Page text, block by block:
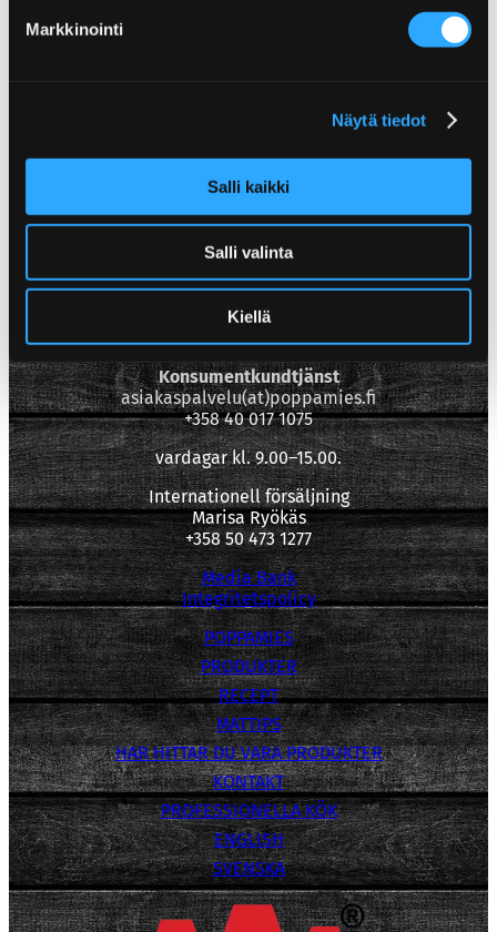
Markkinointi
Näytä tiedot
Salli kaikki
Salli valinta
Kiellä
Poppamies Oy
Lentolantie 14-16
36220 Kangasala
Finland
Konsumentkundtjänst
asiakaspalvelu(at)poppamies.fi
+358 40 017 1075
vardagar kl. 9.00–15.00.
Internationell försäljning
Marisa Ryökäs
+358 50 473 1277
Media Bank
Integritetspolicy
POPPAMIES
PRODUKTER
RECEPT
MATTIPS
HAR HITTAR DU VARA PRODUKTER
KONTAKT
PROFESSIONELLA KÖK
ENGLISH
SVENSKA